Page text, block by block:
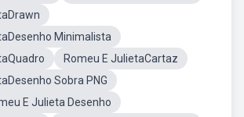
Minimalista
Romeu E JulietaCartaz
Sobra PNG
E Julieta Desenho